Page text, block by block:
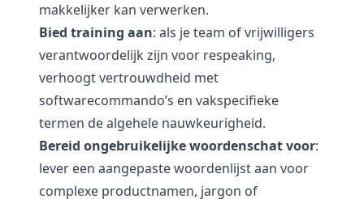
makkelijker kan verwerken.
Bied training aan: als je team of vrijwilligers
verantwoordelijk zijn voor respeaking,
verhoogt vertrouwdheid met
softwarecommando’s en vakspecifieke
termen de algehele nauwkeurigheid.
Bereid ongebruikelijke woordenschat voor:
lever een aangepaste woordenlijst aan voor
complexe productnamen, jargon of